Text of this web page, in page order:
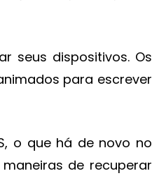
seus dispositivos. Os
para escrever
o que há de novo no
de recuperar